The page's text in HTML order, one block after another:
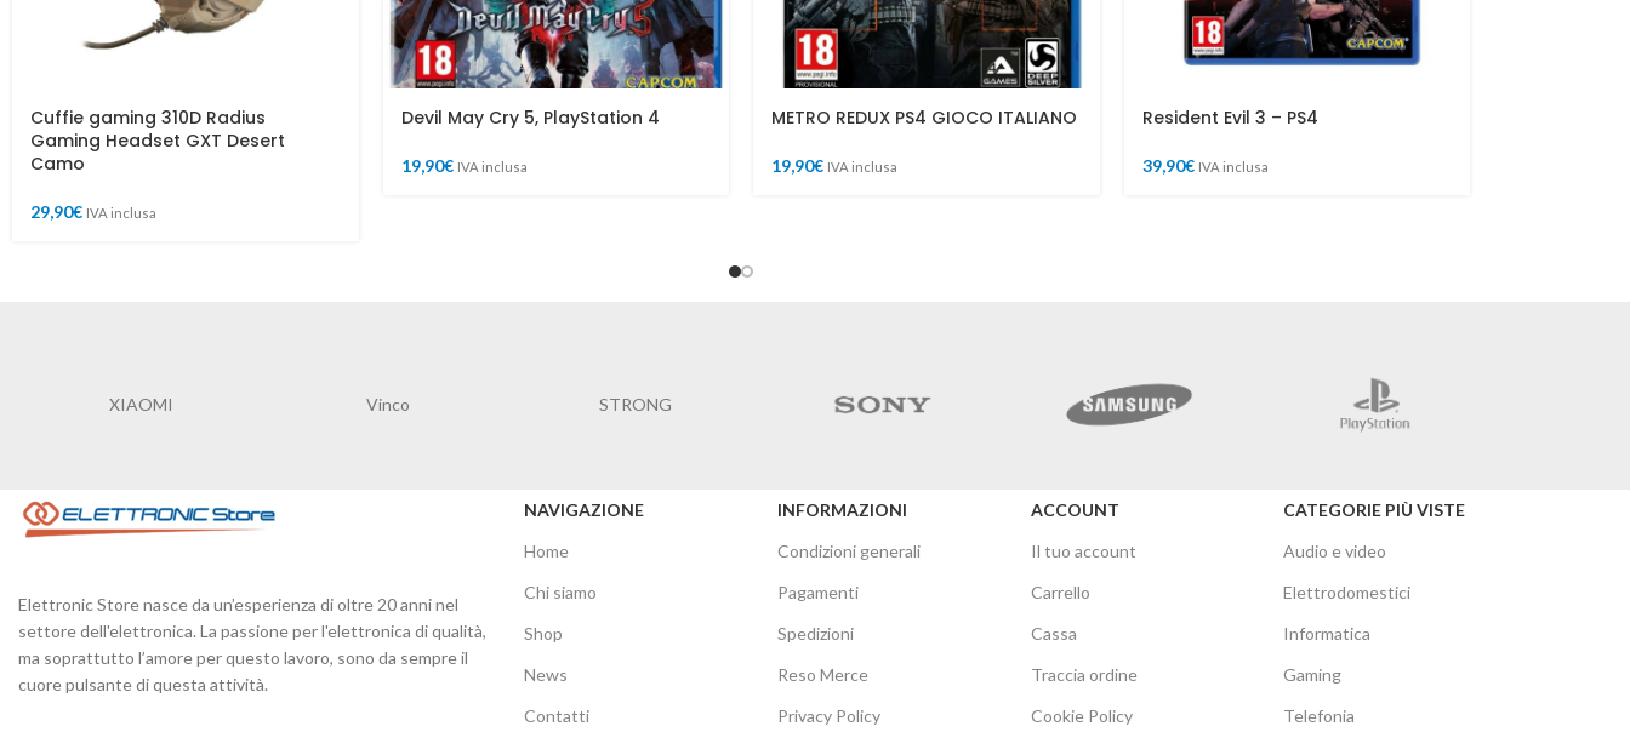
Cuffie gaming 310D Radius
Gaming Headset GXT Desert
Camo
29,90€ IVA inclusa
Devil May Cry 5, PlayStation 4
19,90€ IVA inclusa
METRO REDUX PS4 GIOCO ITALIANO
19,90€ IVA inclusa
Resident Evil 3 – PS4
39,90€ IVA inclusa
Elettronic Store nasce da un’esperienza di oltre 20 anni nel
settore dell'elettronica. La passione per l'elettronica di qualità,
ma soprattutto l’amore per questo lavoro, sono da sempre il
cuore pulsante di questa attività.
NAVIGAZIONE
Home
Chi siamo
Shop
News
Contatti
INFORMAZIONI
Condizioni generali
Pagamenti
Spedizioni
Reso Merce
Privacy Policy
ACCOUNT
Il tuo account
Carrello
Cassa
Traccia ordine
Cookie Policy
CATEGORIE PIÙ VISTE
Audio e video
Elettrodomestici
Informatica
Gaming
Telefonia